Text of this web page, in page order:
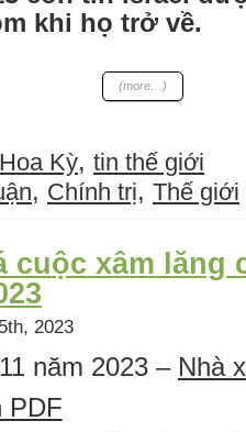
khi họ trở về.
(more…)
Kỳ, tin thế giới
, Chính trị, Thế giới
cuộc xâm lăng
2023
năm 2023 – Nhà
PDF